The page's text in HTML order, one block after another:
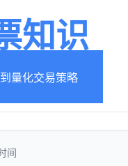
知识
量化交易策略
间